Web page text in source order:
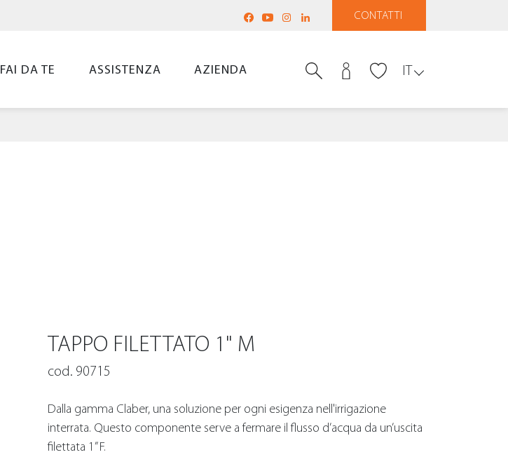
CONTATTI
FAI DA TE ASSISTENZA AZIENDA IT
TAPPO FILETTATO 1" M
cod. 90715
Dalla gamma Claber, una soluzione per ogni esigenza nell'irrigazione
interrata. Questo componente serve a fermare il flusso d’acqua da un’uscita
filettata 1” F.